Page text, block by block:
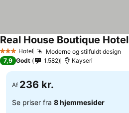
3 StjernerHotel Moderne og stilfuldt design
Real House Boutique Hotel
7,9 Godt 1.582 Kayseri
Af 236 kr.
Se priser fra 8 hjemmesider